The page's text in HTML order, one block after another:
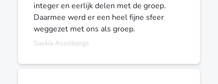
integer en eerlijk delen met de groep.
Daarmee werd er een heel fijne sfeer
weggezet met ons als groep.
Saskia Asselbergs